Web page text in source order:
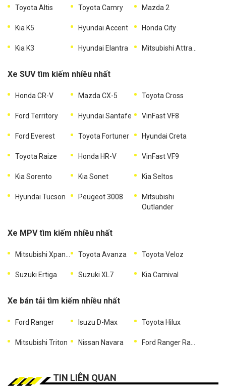
Toyota Altis Toyota Camry Mazda 2
Kia K5 Hyundai Accent Honda City
Kia K3 Hyundai Elantra
Xe SUV tìm kiếm nhiều nhất
Honda CR-V Mazda CX-5 Toyota Cross
Ford Territory Hyundai Santafe VinFast VF8
Ford Everest Toyota Fortuner Hyundai Creta
Toyota Raize Honda HR-V VinFast VF9
Kia Sorento Kia Sonet Kia Seltos
Hyundai Tucson Peugeot 3008
Mitsubishi
Outlander
Xe MPV tìm kiếm nhiều nhất
Toyota Avanza Toyota Veloz
Suzuki Ertiga Suzuki XL7 Kia Carnival
Xe bán tải tìm kiếm nhiều nhất
Ford Ranger Isuzu D-Max Toyota Hilux
Mitsubishi Triton Nissan Navara
TIN LIÊN QUAN